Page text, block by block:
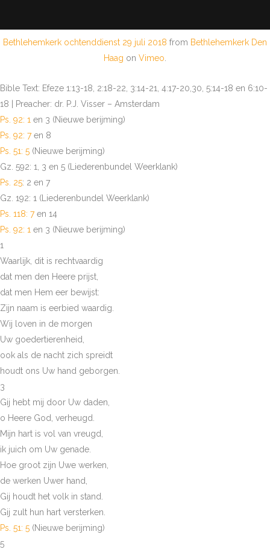
Bethlehemkerk ochtenddienst 29 juli 2018 from Bethlehemkerk Den
Haag on Vimeo
Bible Text: Efeze 1:13-18, 2:18-22, 3:14-21, 4:17-20,30, 5:14-18 en 6:10-
18 | Preacher: dr. P.J. Visser – Amsterdam
Ps. 92: 1 en 3 (Nieuwe berijming)
Ps. 92: 7en 8
Ps. 51: 5 (Nieuwe berijming)
Gz. 592: 1, 3 en 5 (Liederenbundel Weerklank)
Ps. 25: 2 en 7
Gz. 192: 1 (Liederenbundel Weerklank)
Ps. 118: 7en 14
Ps. 92: 1 en 3 (Nieuwe berijming)
1
Waarlijk, dit is rechtvaardig
dat men den Heere prijst,
dat men Hem eer bewijst:
Zijn naam is eerbied waardig.
Wij loven in de morgen
Uw goedertierenheid,
ook als de nacht zich spreidt
houdt ons Uw hand geborgen.
3
Gij hebt mij door Uw daden,
o Heere God, verheugd.
Mijn hart is vol van vreugd,
ik juich om Uw genade.
Hoe groot zijn Uwe werken,
de werken Uwer hand,
Gij houdt het volk in stand.
Gij zult hun hart versterken.
Ps. 51: 5 (Nieuwe berijming)
5